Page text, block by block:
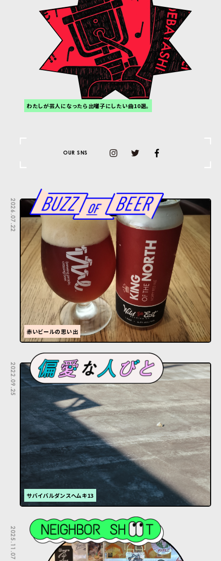
わたしが芸人になったら出囃子にしたい曲10選。
OUR SNS
2026.07.22
赤いビールの思い出
2022.09.25
サバイバルダンスヘムキ13
2025.11.07